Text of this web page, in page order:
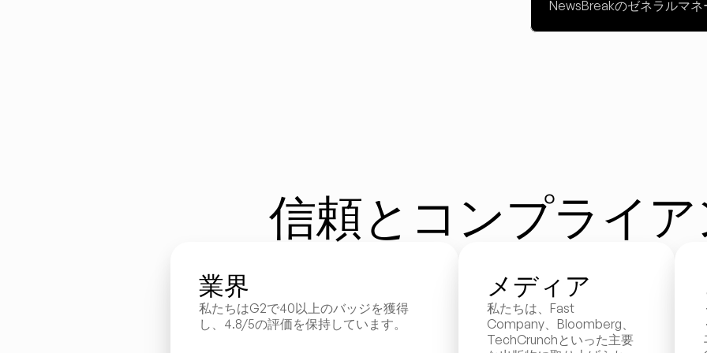
NewsBreakのゼネラルマネ
信頼とコンプライ
業界
私たちはG2で40以上のバッジを獲得
し、4.8/5の評価を保持しています。
メディア
私たちは、Fast
Company、Bloomberg、
TechCrunchといった主要